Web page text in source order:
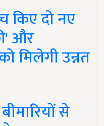
किए दो नए
और
मिलेगी उन्नत
से